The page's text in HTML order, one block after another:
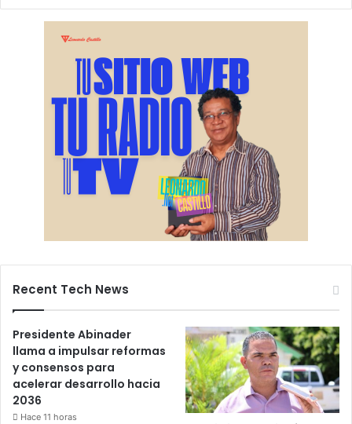
Recent Tech News
Presidente Abinader
llama a impulsar reformas
y consensos para
acelerar desarrollo hacia
2036
Hace 11 horas